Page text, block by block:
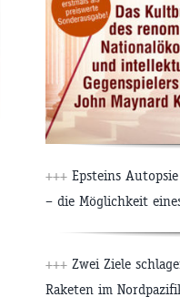
+++ Epsteins
– die Möglichkeit
+++ Zwei Ziele
Raketen im